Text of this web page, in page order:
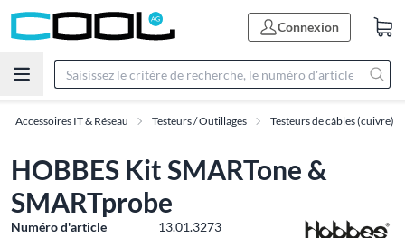
Connexion
Accessoires IT & Réseau Testeurs / Outillages Testeurs de câbles (cuivre)
HOBBES Kit SMARTone &
SMARTprobe
Numéro d'article
13.01.3273